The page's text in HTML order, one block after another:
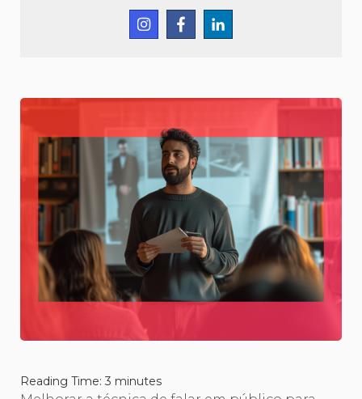
Reading Time: 3 minutes